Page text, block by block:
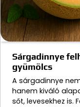
Sárgadinnye
gyümölcs
A sárgadinnye
hanem kiváló
sőt, levesekhez is.